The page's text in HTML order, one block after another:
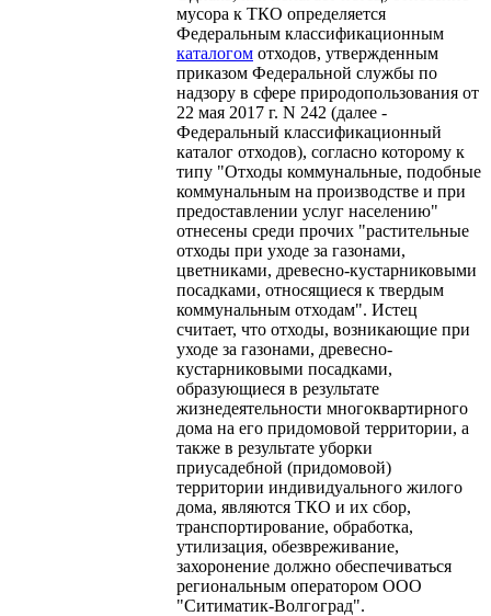
мусора к ТКО определяется
Федеральным классификационным
каталогом отходов, утвержденным
приказом Федеральной службы по
надзору в сфере природопользования от
22 мая 2017 г. N 242 (далее -
Федеральный классификационный
каталог отходов), согласно которому к
типу "Отходы коммунальные, подобные
коммунальным на производстве и при
предоставлении услуг населению"
отнесены среди прочих "растительные
отходы при уходе за газонами,
цветниками, древесно-кустарниковыми
посадками, относящиеся к твердым
коммунальным отходам". Истец
считает, что отходы, возникающие при
уходе за газонами, древесно-
кустарниковыми посадками,
образующиеся в результате
жизнедеятельности многоквартирного
дома на его придомовой территории, а
также в результате уборки
приусадебной (придомовой)
территории индивидуального жилого
дома, являются ТКО и их сбор,
транспортирование, обработка,
утилизация, обезвреживание,
захоронение должно обеспечиваться
региональным оператором ООО
"Ситиматик-Волгоград".